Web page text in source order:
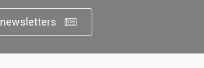
newsletters